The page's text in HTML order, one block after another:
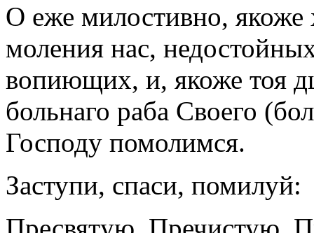
О еже милостивно, якоже
моления нас,
вопиющих, и, якоже тоя
больнаго раба Своего
Господу помолимся.
Заступи, спаси, помилуй: